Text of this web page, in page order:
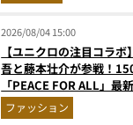
2026/08/04 15:00
【ユニクロの注目コラ
吾と藤本壮介が参戦！
「PEACE FOR ALL」最
ファッション